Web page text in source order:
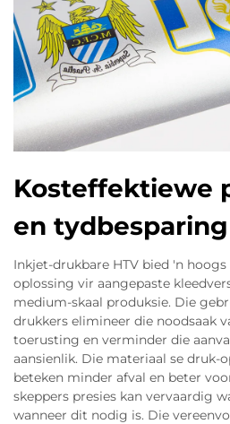
Kosteffektiewe
en tydbesparing
Inkjet-drukbare HTV bied 'n
oplossing vir aangepaste
medium-skaal produksie. Die
drukkers elimineer die noodsaak
toerusting en verminder die
aansienlik. Die materiaal se druk-
beteken minder afval en beter
skeppers presies kan vervaardig
wanneer dit nodig is. Die